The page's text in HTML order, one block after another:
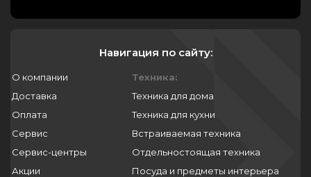
Навигация по сайту:
О компании
Доставка
Оплата
Сервис
Сервис-центры
Акции
Техника:
Техника для дома
Техника для кухни
Встраиваемая техника
Отдельностоящая техника
Посуда и предметы интерьера